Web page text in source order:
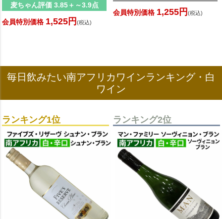
麦ちゃん評価 3.85＋～3.9点
会員特別価格 1,525円 (税込)
会員特別価格 1,255円 (税込)
毎日飲みたい南アフリカワインランキング・白
ワイン
ランキング1位 ランキング2位